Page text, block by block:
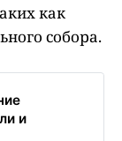
как
собора.
и